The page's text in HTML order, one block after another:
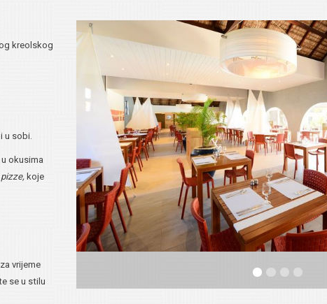
kreolskog
u sobi.
okusima
pizze, koje
vrijeme
se u stilu